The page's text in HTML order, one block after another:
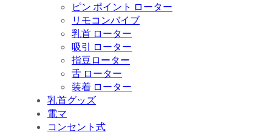
ピン ポイント ローター
リモコンバイブ
乳首 ローター
吸引 ローター
指豆ローター
舌 ローター
装着 ローター
乳首グッズ
電マ
コンセント式